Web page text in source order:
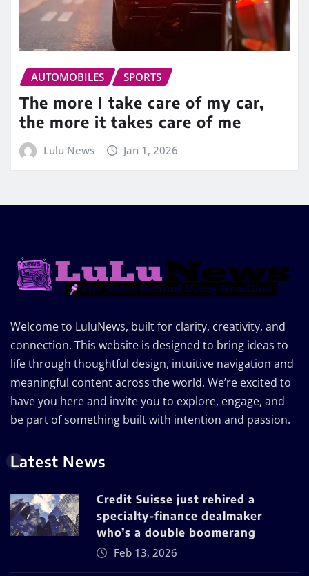
AUTOMOBILES SPORTS
The more I take care of my car,
the more it takes care of me
Lulu News Jan 1, 2026
Welcome to LuluNews, built for clarity, creativity, and
connection. This website is designed to bring ideas to
life through thoughtful design, intuitive navigation and
meaningful content across the world. We’re excited to
have you here and invite you to explore, engage, and
be part of something built with intention and passion.
Latest News
Credit Suisse just rehired a
specialty-finance dealmaker
who’s a double boomerang
Feb 13, 2026